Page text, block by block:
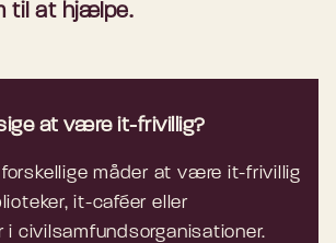
til at hjælpe.
at være it-frivillig?
forskellige måder at være it-frivillig
it-caféer eller
i civilsamfundsorganisationer.